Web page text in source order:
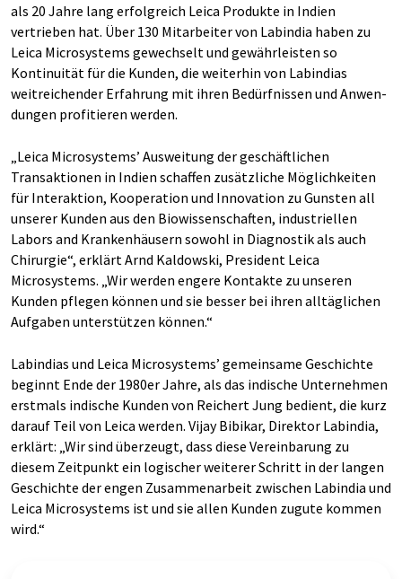
als 20 Jahre lang erfolgreich Leica Pro­dukte in Indien
vertrieben hat. Über 130 Mitarbeiter von Labindia haben zu
Leica Microsystems gewechselt und gewährleisten so
Kontinuität für die Kunden, die weiterhin von Labindias
weitreichender Erfahrung mit ihren Bedürfnissen und Anwen­
dungen profitieren werden.
„Leica Microsystems’ Ausweitung der geschäftlichen
Transaktionen in Indien schaffen zusätzliche Möglichkeiten
für Interaktion, Koopera­tion und Innovation zu Gunsten all
unserer Kunden aus den Biowissenschaften, industriellen
Labors and Krankenhäusern sowohl in Diagnostik als auch
Chirurgie“, erklärt Arnd Kaldowski, President Leica
Microsystems. „Wir werden engere Kontakte zu unseren
Kunden pflegen können und sie besser bei ihren alltäglichen
Aufgaben unterstützen können.“
Labindias und Leica Microsystems’ gemeinsame Geschichte
beginnt Ende der 1980er Jahre, als das indische Unternehmen
erstmals indische Kunden von Reichert Jung bedient, die kurz
darauf Teil von Leica werden. Vijay Bibikar, Direktor Labindia,
erklärt: „Wir sind überzeugt, dass diese Vereinbarung zu
diesem Zeitpunkt ein logischer weiterer Schritt in der langen
Geschichte der engen Zusammenarbeit zwischen Labindia und
Leica Microsystems ist und sie allen Kunden zugute kommen
wird.“